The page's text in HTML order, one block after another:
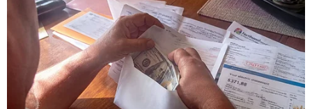
cảnh tại Anh, Nam Phi và Brazil đều phải tiến
hành xét nghiệm COVID-19 tự trả phí. Hiện Ấn
Độ chưa có đường bay thẳng với Brazil và Nam